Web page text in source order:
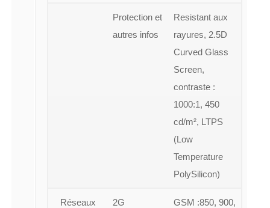
Protection et
autres infos
Resistant aux
rayures, 2.5D
Curved Glass
Screen,
contraste :
1000:1, 450
cd/m², LTPS
(Low
Temperature
PolySilicon)
Réseaux 2G
GSM :850, 900,